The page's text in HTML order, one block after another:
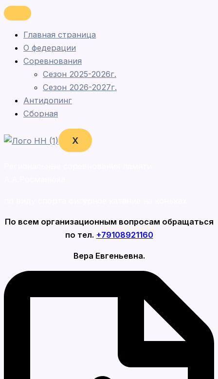
Главная страница
О федерации
Соревнования
Сезон 2025-2026г.
Сезон 2026-2027г.
Антидопинг
Сборная
X
По всем организационным вопросам обращаться
по тел. +79108921160
Вера Евгеньевна.